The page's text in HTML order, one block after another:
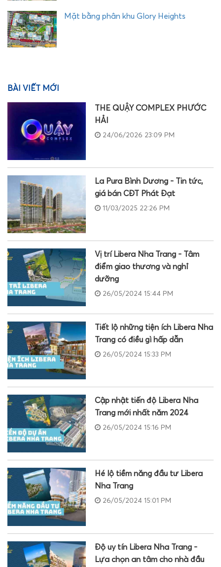
Mặt bằng phân khu Glory Heights
BÀI VIẾT MỚI
THE QUẬY COMPLEX PHƯỚC
HẢI
24/06/2026 23:09 PM
La Pura Bình Dương - Tin tức,
giá bán CĐT Phát Đạt
11/03/2025 22:26 PM
Vị trí Libera Nha Trang - Tâm
điểm giao thương và nghỉ
dưỡng
26/05/2024 15:44 PM
Tiết lộ những tiện ích Libera Nha
Trang có điều gì hấp dẫn
26/05/2024 15:33 PM
Cập nhật tiến độ Libera Nha
Trang mới nhất năm 2024
26/05/2024 15:16 PM
Hé lộ tiềm năng đầu tư Libera
Nha Trang
26/05/2024 15:01 PM
Độ uy tín Libera Nha Trang -
Lựa chọn an tâm cho nhà đầu